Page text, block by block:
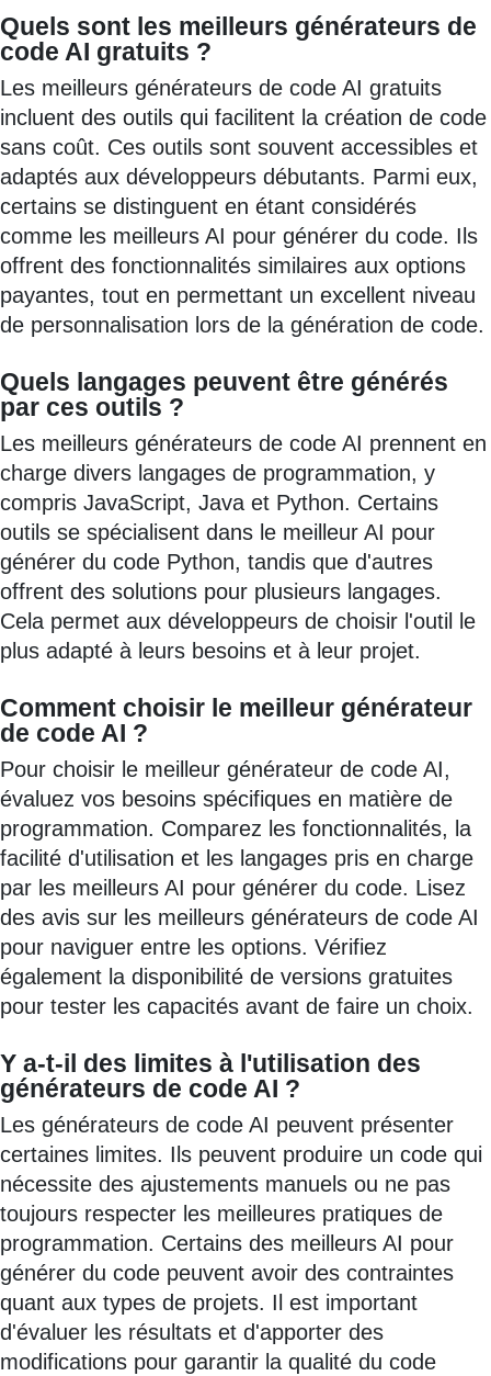
Quels sont les meilleurs générateurs de
code AI gratuits ?
Les meilleurs générateurs de code AI gratuits
incluent des outils qui facilitent la création de code
sans coût. Ces outils sont souvent accessibles et
adaptés aux développeurs débutants. Parmi eux,
certains se distinguent en étant considérés
comme les meilleurs AI pour générer du code. Ils
offrent des fonctionnalités similaires aux options
payantes, tout en permettant un excellent niveau
de personnalisation lors de la génération de code.
Quels langages peuvent être générés
par ces outils ?
Les meilleurs générateurs de code AI prennent en
charge divers langages de programmation, y
compris JavaScript, Java et Python. Certains
outils se spécialisent dans le meilleur AI pour
générer du code Python, tandis que d'autres
offrent des solutions pour plusieurs langages.
Cela permet aux développeurs de choisir l'outil le
plus adapté à leurs besoins et à leur projet.
Comment choisir le meilleur générateur
de code AI ?
Pour choisir le meilleur générateur de code AI,
évaluez vos besoins spécifiques en matière de
programmation. Comparez les fonctionnalités, la
facilité d'utilisation et les langages pris en charge
par les meilleurs AI pour générer du code. Lisez
des avis sur les meilleurs générateurs de code AI
pour naviguer entre les options. Vérifiez
également la disponibilité de versions gratuites
pour tester les capacités avant de faire un choix.
Y a-t-il des limites à l'utilisation des
générateurs de code AI ?
Les générateurs de code AI peuvent présenter
certaines limites. Ils peuvent produire un code qui
nécessite des ajustements manuels ou ne pas
toujours respecter les meilleures pratiques de
programmation. Certains des meilleurs AI pour
générer du code peuvent avoir des contraintes
quant aux types de projets. Il est important
d'évaluer les résultats et d'apporter des
modifications pour garantir la qualité du code